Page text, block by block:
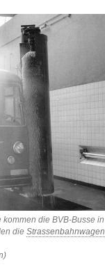
die BVB-Busse in
die Strassenbahnwagen